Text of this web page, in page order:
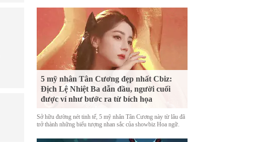
5 mỹ nhân Tân Cương đẹp nhất Cbiz:
Địch Lệ Nhiệt Ba dẫn đầu, người cuối
được ví như bước ra từ bích họa
Sở hữu đường nét tinh tế, 5 mỹ nhân Tân Cương này từ lâu đã
trở thành những biểu tượng nhan sắc của showbiz Hoa ngữ.